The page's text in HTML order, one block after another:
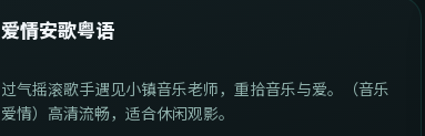
最新
爱情安歌粤语
过气摇滚歌手遇见小镇音乐老师，重拾音乐与爱。（音乐
爱情）高清流畅，适合休闲观影。